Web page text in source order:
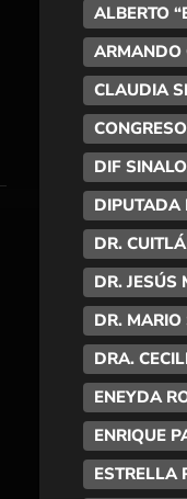
ALBERTO
ARMANDO
CLAUDIA
DIF
DIPUTADA
DR.
DR. JESÚS
DR. MARIO
DRA.
ENEYDA
ENRIQUE
ESTRELLA